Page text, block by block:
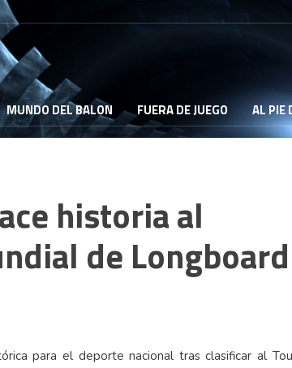
MUNDO DEL BALON FUERA DE JUEGO AL PIE
historia al
de Longboard
para el deporte nacional tras clasificar al